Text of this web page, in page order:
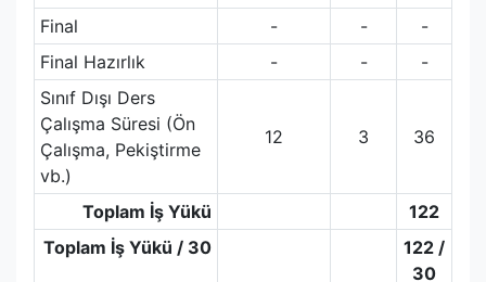
Final
- -
-
Final Hazırlık
- -
-
Sınıf Dışı Ders
Çalışma Süresi (Ön
Çalışma, Pekiştirme
vb.)
12 3 36
Toplam İş Yükü
122
Toplam İş Yükü / 30
122 /
30